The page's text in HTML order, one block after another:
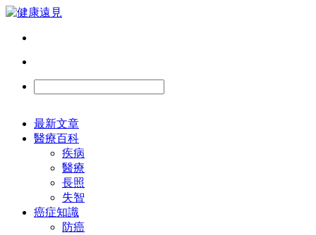
最新文章
醫療百科
疾病
醫療
長照
失智
癌症知識
防癌